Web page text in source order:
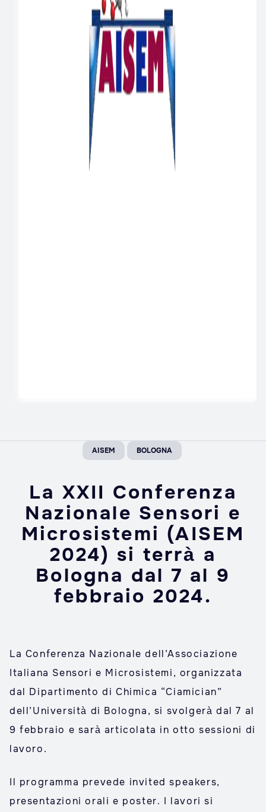
AISEM BOLOGNA
La XXII Conferenza
Nazionale Sensori e
Microsistemi (AISEM
2024) si terrà a
Bologna dal 7 al 9
febbraio 2024.
La Conferenza Nazionale dell’Associazione
Italiana Sensori e Microsistemi, organizzata
dal Dipartimento di Chimica “Ciamician”
dell’Università di Bologna, si svolgerà dal 7 al
9 febbraio e sarà articolata in otto sessioni di
lavoro.
Il programma prevede invited speakers,
presentazioni orali e poster. I lavori si